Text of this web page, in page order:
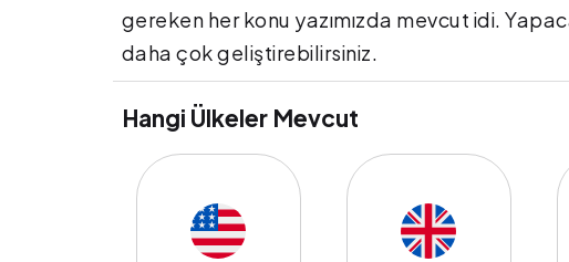
gereken her konu yazımızda mevcut idi.
daha çok geliştirebilirsiniz.
Hangi Ülkeler Mevcut